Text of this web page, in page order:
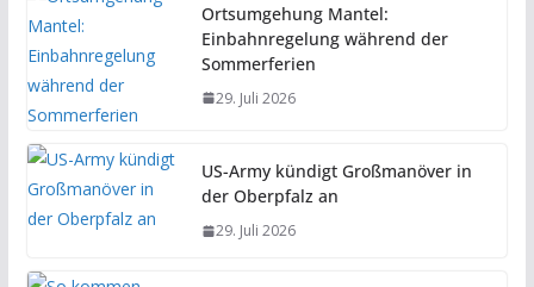
Ortsumgehung Mantel:
Einbahnregelung während der
Sommerferien
29. Juli 2026
US-Army kündigt Großmanöver in
der Oberpfalz an
29. Juli 2026